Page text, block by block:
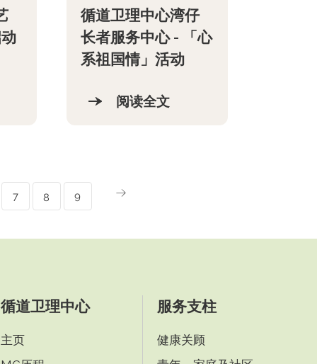
循道卫理中心湾仔
长者服务中心 - 「心
系祖国情」活动
阅读全文
7 8 9
循道卫理中心
主页
服务支柱
健康关顾